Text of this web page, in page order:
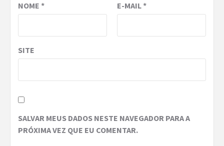
NOME * E-MAIL*
SITE
SALVAR MEUS DADOS NESTE NAVEGADOR PARA A
PRÓXIMA VEZ QUE EU COMENTAR.